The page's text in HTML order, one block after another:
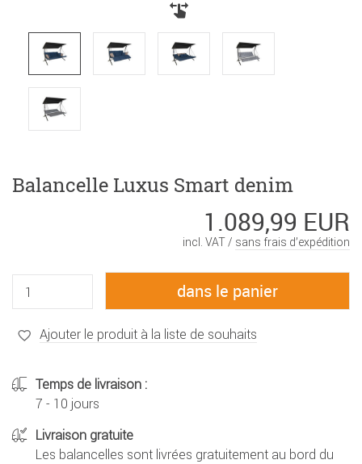
Balancelle Luxus Smart denim
1.089,99 EUR
incl. VAT / sans frais d’expédition
Ajouter le produit à la liste de souhaits
Temps de livraison :
7 - 10 jours
Livraison gratuite
Les balancelles sont livrées gratuitement au bord du